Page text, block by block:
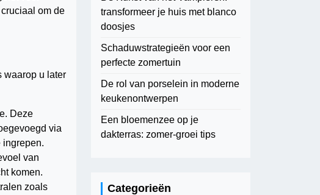
om de
waarop u later
Deze
via
ingrepen.
van
komen.
zoals
transformeer je huis met blanco
doosjes
Schaduwstrategieën voor een
perfecte zomertuin
De rol van porselein in moderne
keukenontwerpen
Een bloemenzee op je
dakterras: zomer-groei tips
Categorieën